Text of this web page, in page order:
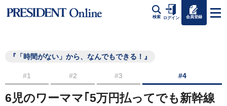
検索 ログイン 会員登録
『「時間がない」から、なんでもできる！』
#1 #2 #3 #4
6児のワーママ｢5万円払ってでも新幹線